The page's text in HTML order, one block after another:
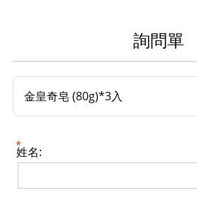
詢問單
金皇奇皂 (80g)*3入
姓名: